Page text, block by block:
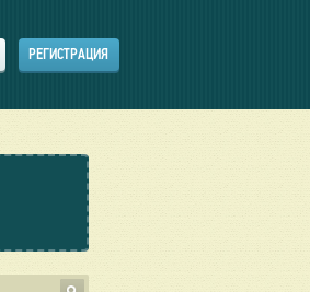
РЕГИСТРАЦИЯ